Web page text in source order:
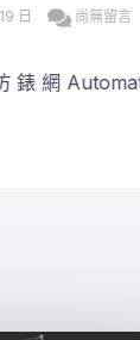
尚無留言
錶 網